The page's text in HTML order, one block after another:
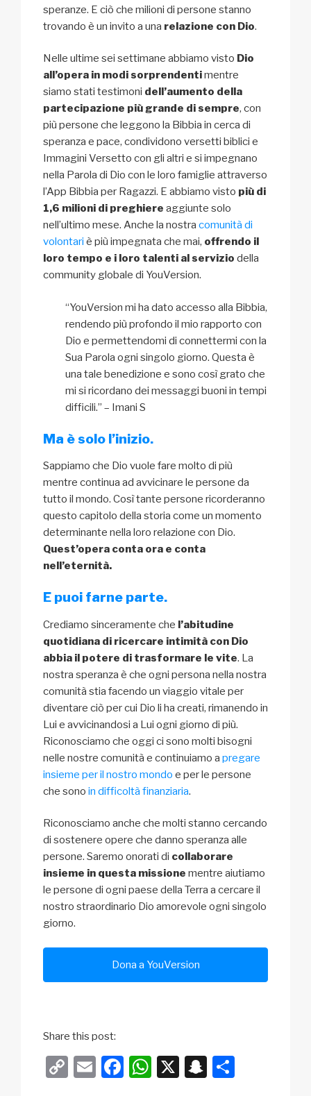
speranze. E ciò che milioni di persone stanno
trovando è un invito a una relazione con Dio.
Nelle ultime sei settimane abbiamo visto Dio
all’opera in modi sorprendentimentre
siamo stati testimoni dell’aumento della
partecipazione più grande di sempre, con
più persone che leggono la Bibbia in cerca di
speranza e pace, condividono versetti biblici e
Immagini Versetto con gli altri e si impegnano
nella Parola di Dio con le loro famiglie attraverso
l’App Bibbia per Ragazzi. E abbiamo visto più di
1,6 milioni di preghiere aggiunte solo
nell’ultimo mese. Anche la nostra comunità di
volontari è più impegnata che mai, offrendo il
loro tempo e i loro talenti al servizio della
community globale di YouVersion.
“YouVersion mi ha dato accesso alla Bibbia,
rendendo più profondo il mio rapporto con
Dio e permettendomi di connettermi con la
Sua Parola ogni singolo giorno. Questa è
una tale benedizione e sono così grato che
mi si ricordano dei messaggi buoni in tempi
difficili.” – Imani S
Ma è solo l’inizio.
Sappiamo che Dio vuole fare molto di più
mentre continua ad avvicinare le persone da
tutto il mondo. Così tante persone ricorderanno
questo capitolo della storia come un momento
determinante nella loro relazione con Dio.
Quest’opera conta ora e conta
nell’eternità.
E puoi farne parte.
Crediamo sinceramente che l’abitudine
quotidiana di ricercare intimità con Dio
abbia il potere di trasformare le vite. La
nostra speranza è che ogni persona nella nostra
comunità stia facendo un viaggio vitale per
diventare ciò per cui Dio li ha creati, rimanendo in
Lui e avvicinandosi a Lui ogni giorno di più.
Riconosciamo che oggi ci sono molti bisogni
nelle nostre comunità e continuiamo a pregare
insieme per il nostro mondo e per le persone
che sono in difficoltà finanziaria.
Riconosciamo anche che molti stanno cercando
di sostenere opere che danno speranza alle
persone. Saremo onorati di collaborare
insieme in questa missione mentre aiutiamo
le persone di ogni paese della Terra a cercare il
nostro straordinario Dio amorevole ogni singolo
giorno.
Dona a YouVersion
Share this post:
C
E
F
W X
S